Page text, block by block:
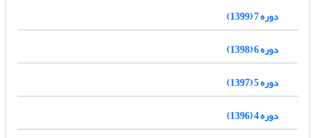
دوره 7 (1399)
دوره 6 (1398)
دوره 5 (1397)
دوره 4 (1396)